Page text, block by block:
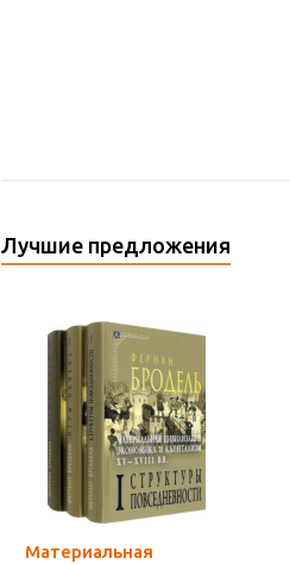
Лучшие предложения
Материальная